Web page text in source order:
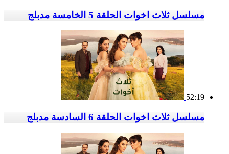
مسلسل ثلاث اخوات الحلقة 5 الخامسة مدبلج
52:19
مسلسل ثلاث اخوات الحلقة 6 السادسة مدبلج